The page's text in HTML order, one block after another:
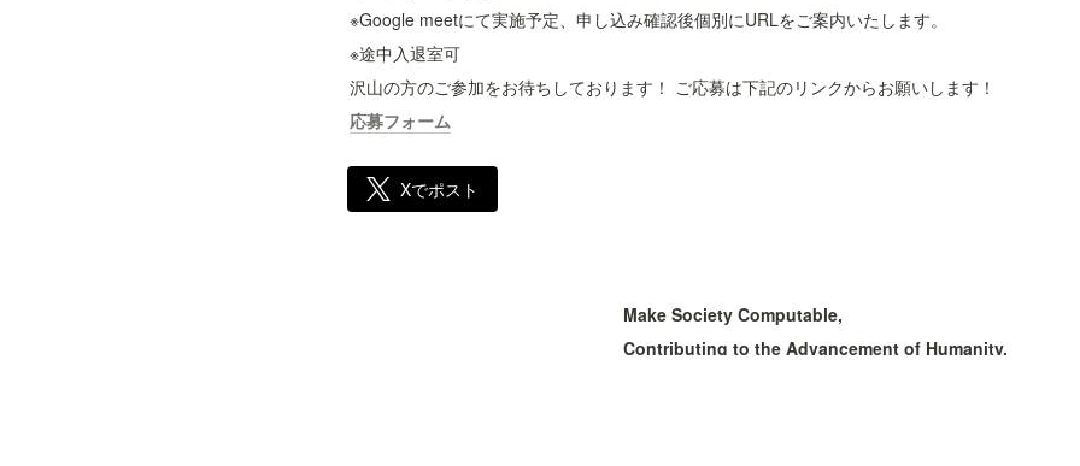
※Google meetにて実施予定、申し込み確認後個別にURLをご案内いたします。
※途中入退室可
沢山の方のご参加をお待ちしております！ ご応募は下記のリンクからお願いします！
応募フォーム
Xでポスト
Make Society Computable,
Contributing to the Advancement of Humanity.